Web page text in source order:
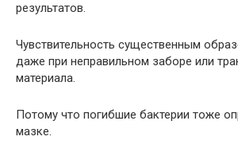
результатов.
Чувствительность существенным
даже при неправильном заборе или
материала.
Потому что погибшие бактерии тоже
мазке.